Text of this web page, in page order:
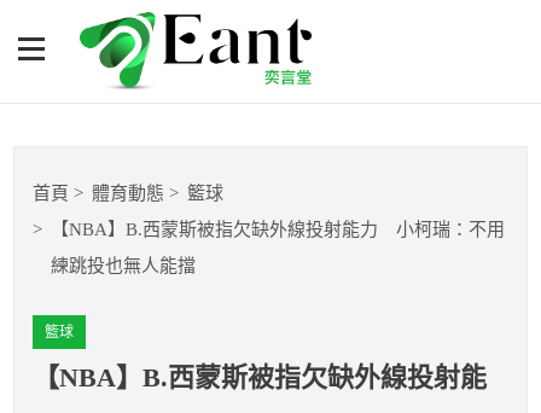
【NBA】B.西蒙斯被指欠缺
外線投射能力 小柯瑞：不
籃球
棒球
球隊數據
首頁 體育動態
籃球
【NBA】B.西蒙斯被指欠缺外線投射能力 小柯瑞：不用
練跳投也無人能擋
籃球
【NBA】B.西蒙斯被指欠缺外線投射能